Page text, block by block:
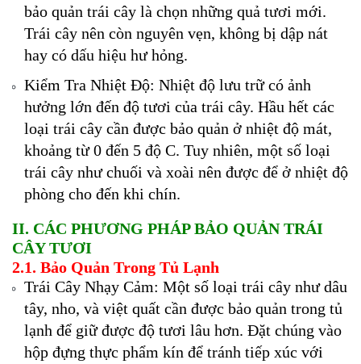
bảo quản trái cây là chọn những quả tươi mới.
Trái cây nên còn nguyên vẹn, không bị dập nát
hay có dấu hiệu hư hỏng.
Kiểm Tra Nhiệt Độ: Nhiệt độ lưu trữ có ảnh
hưởng lớn đến độ tươi của trái cây. Hầu hết các
loại trái cây cần được bảo quản ở nhiệt độ mát,
khoảng từ 0 đến 5 độ C. Tuy nhiên, một số loại
trái cây như chuối và xoài nên được để ở nhiệt độ
phòng cho đến khi chín.
II. CÁC PHƯƠNG PHÁP BẢO QUẢN TRÁI
CÂY TƯƠI
2.1. Bảo Quản Trong Tủ Lạnh
Trái Cây Nhạy Cảm: Một số loại trái cây như dâu
tây, nho, và việt quất cần được bảo quản trong tủ
lạnh để giữ được độ tươi lâu hơn. Đặt chúng vào
hộp đựng thực phẩm kín để tránh tiếp xúc với